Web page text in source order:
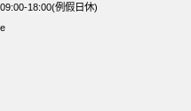
18:00(例假日休)